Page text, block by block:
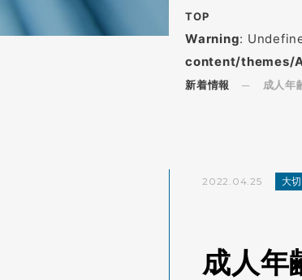
TOP
Warning:
content/themes/
新着情報 成人年
2022.04.25 大
成人年